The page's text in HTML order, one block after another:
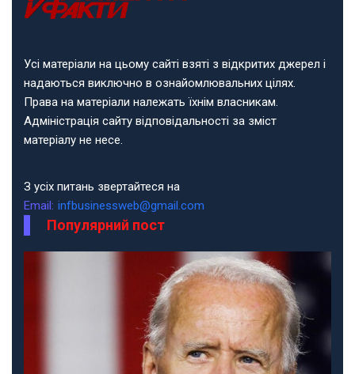
Усі матеріали на цьому сайті взяті з відкритих джерел і
надаються виключно в ознайомлювальних цілях.
Права на матеріали належать їхнім власникам.
Адміністрація сайту відповідальності за зміст
матеріалу не несе.
З усіх питань звертайтеся на
Email: infbusinessweb@gmail.com
Популярний пост